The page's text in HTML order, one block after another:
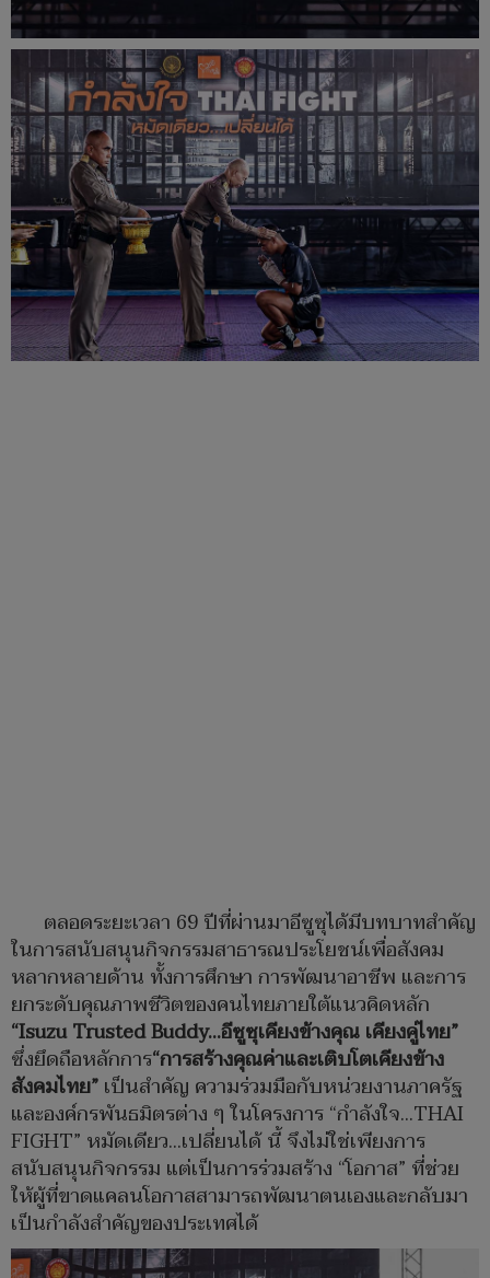
ตลอดระยะเวลา 69 ปีที่ผ่านมาอีซูซุได้มีบทบาทสำคัญ
ในการสนับสนุนกิจกรรมสาธารณประโยชน์เพื่อสังคม
หลากหลายด้าน ทั้งการศึกษา การพัฒนาอาชีพ และการ
ยกระดับคุณภาพชีวิตของคนไทยภายใต้แนวคิดหลัก
“Isuzu Trusted Buddy…อีซูซุเคียงข้างคุณ เคียงคู่ไทย”
ซึ่งยึดถือหลักการ“การสร้างคุณค่าและเติบโตเคียงข้าง
สังคมไทย”เป็นสำคัญ ความร่วมมือกับหน่วยงานภาครัฐ
และองค์กรพันธมิตรต่าง ๆ ในโครงการ “กำลังใจ…THAI
FIGHT” หมัดเดียว...เปลี่ยนได้ นี้ จึงไม่ใช่เพียงการ
สนับสนุนกิจกรรม แต่เป็นการร่วมสร้าง “โอกาส” ที่ช่วย
ให้ผู้ที่ขาดแคลนโอกาสสามารถพัฒนาตนเองและกลับมา
เป็นกำลังสำคัญของประเทศได้